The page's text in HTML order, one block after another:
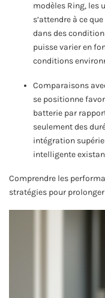
modèles Ring, les
s’attendre à ce
dans des
puisse varier en
conditions
Comparaisons
se positionne
batterie par
seulement des
intégration
intelligente
Comprendre les
stratégies pour